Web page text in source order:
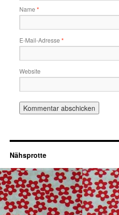
Name *
E-Mail-Adresse *
Website
Nähsprotte